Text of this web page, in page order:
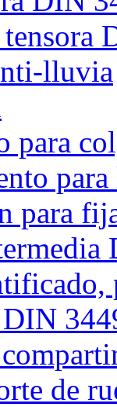
tensora
lluvia
para
para
DIN
de